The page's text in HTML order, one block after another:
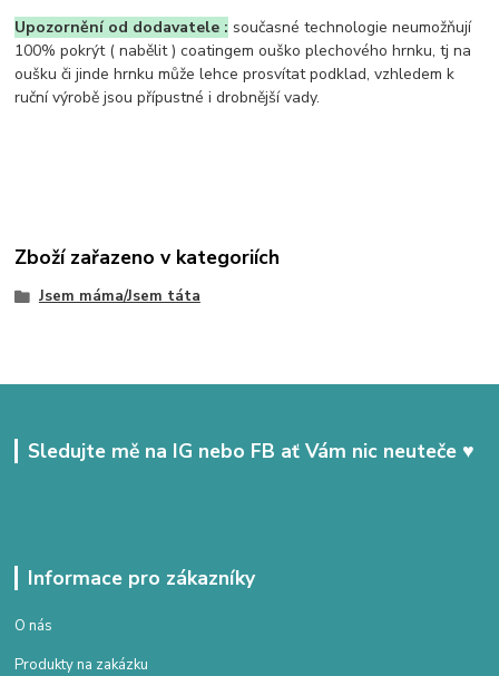
Upozornění od dodavatele : současné technologie neumožňují
100% pokrýt ( nabělit ) coatingem ouško plechového hrnku, tj na
oušku či jinde hrnku může lehce prosvítat podklad, vzhledem k
ruční výrobě jsou přípustné i drobnější vady.
Zboží zařazeno v kategoriích
Jsem máma/Jsem táta
Sledujte mě na IG nebo FB ať Vám nic neuteče ♥
Informace pro zákazníky
O nás
Produkty na zakázku